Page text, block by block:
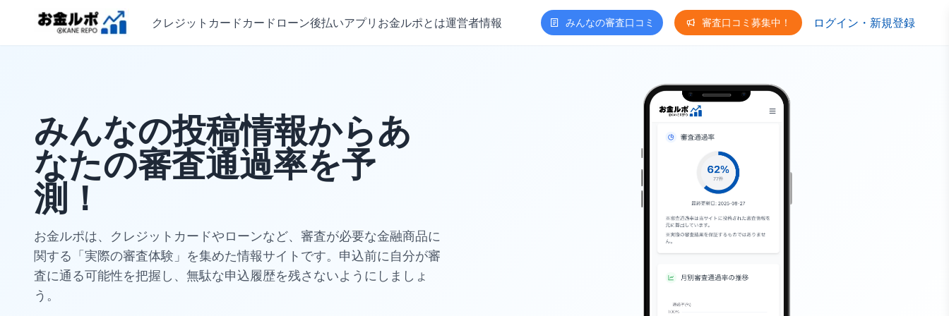
クレジットカードカードローン後払いアプリ お金ルポとは運営者情報 みんなの審査口コミ 審査口コミ募集中！ ログイン・新規登録
みんなの投稿情報からあ
なたの審査通過率を予
測！
お金ルポは、クレジットカードやローンなど、審査が必要な金融商品に
関する「実際の審査体験」を集めた情報サイトです。申込前に自分が審
査に通る可能性を把握し、無駄な申込履歴を残さないようにしましょ
う。